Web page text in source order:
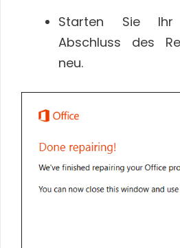
Starten Sie
Abschluss des
neu.